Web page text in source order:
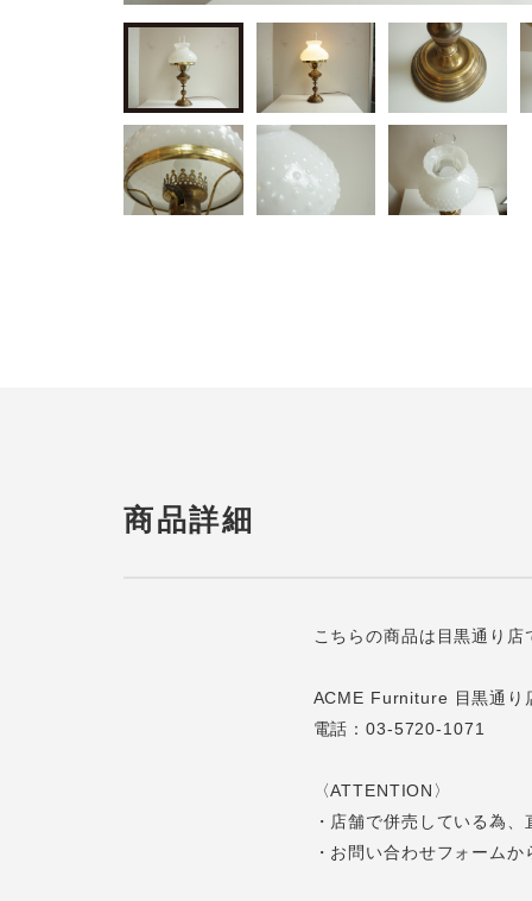
商品詳細
こちらの商品は目黒通り店
ACME Furniture 目黒通り
電話：03-5720-1071
〈ATTENTION〉
・店舗で併売している為
・お問い合わせフォーム